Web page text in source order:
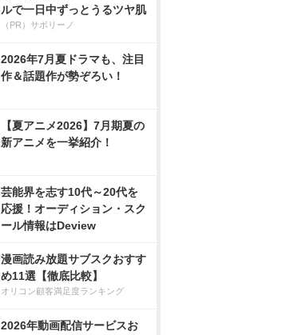
ルで一日中ずっとうるツヤ肌
（PR）サボリーノ
2026年7月夏ドラマも、注目
作＆話題作が勢ぞろい！
【夏アニメ2026】7月期夏の
新アニメを一挙紹介！
芸能界を志す10代～20代を
応援！オーディション・スク
ール情報はDeview
漫画読み放題サブスクおすす
め11選【徹底比較】
オリコン顧客満足度ランキング
2026年動画配信サービスお